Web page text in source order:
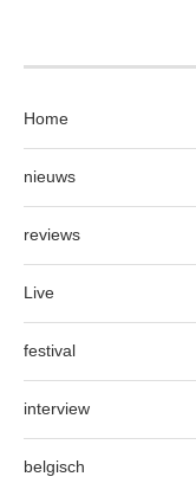
Home
nieuws
reviews
Live
festival
interview
belgisch